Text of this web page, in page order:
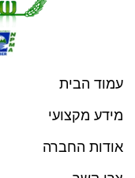
עמוד הבית
מידע מקצועי
אודות החברה